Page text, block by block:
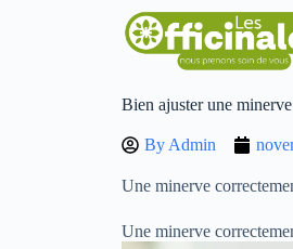
Bien ajuster une
By Admin
Une minerve
Une minerve